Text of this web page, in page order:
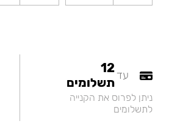
עד12
תשלומים
ניתן לפרוס את הקנייה
לתשלומים